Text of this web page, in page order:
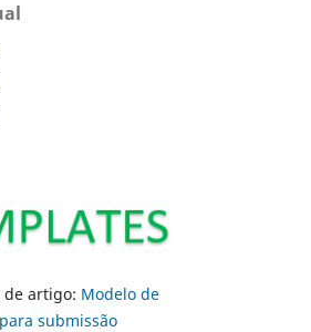
de artigo: Modelo de
submissão